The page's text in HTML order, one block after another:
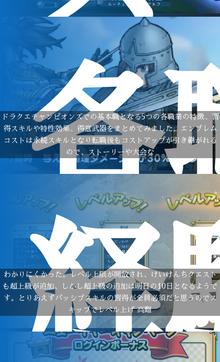
各
ドラクエチャンピオンズでの基本職となる5つの各職業の特徴、習
得スキルや特性効果、得意武器をまとめてみました。エンブレム
コストは永続スキルとなり転職後もコストアップが引き継がれる
ので、ストーリーや大会な
経
わかりにくかった。レベル上限が開放され、けいけんちクエスト
も超上級が追加、しかし超上級の追加は明日の10日となるようで
す。とりあえずパッシブスキルの習得が全員必須だと思うのでス
キップでレベル上げ 高難